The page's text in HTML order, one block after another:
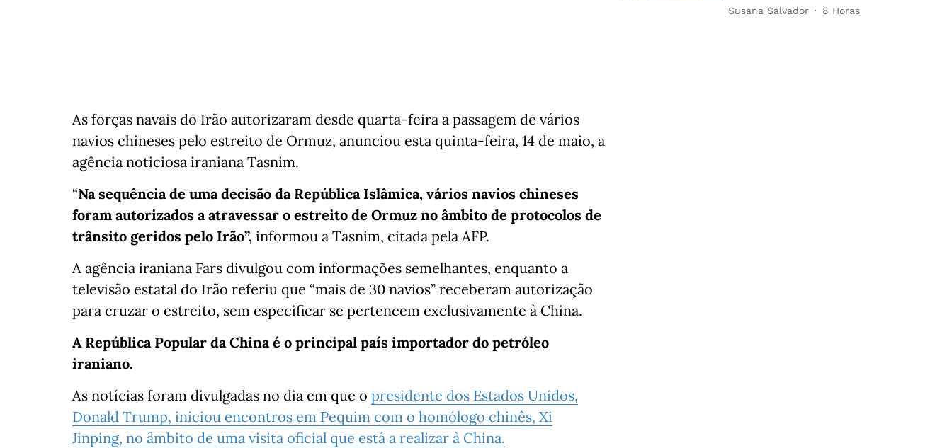
As forças navais do Irão autorizaram desde quarta-feira a passagem de vários
navios chineses pelo estreito de Ormuz, anunciou esta quinta-feira, 14 de maio, a
agência noticiosa iraniana Tasnim.
“Na sequência de uma decisão da República Islâmica, vários navios chineses
foram autorizados a atravessar o estreito de Ormuz no âmbito de protocolos de
trânsito geridos pelo Irão”, informou a Tasnim, citada pela AFP.
A agência iraniana Fars divulgou com informações semelhantes, enquanto a
televisão estatal do Irão referiu que “mais de 30 navios” receberam autorização
para cruzar o estreito, sem especificar se pertencem exclusivamente à China.
A República Popular da China é o principal país importador do petróleo
iraniano.
As notícias foram divulgadas no dia em que o presidente dos Estados Unidos,
Donald Trump, iniciou encontros em Pequim com o homólogo chinês, Xi
Jinping, no âmbito de uma visita oficial que está a realizar à China.
Susana Salvador 8 Horas